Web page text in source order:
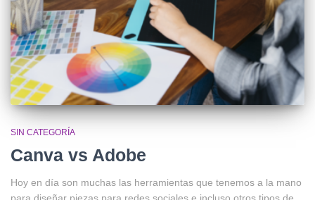
SIN CATEGORÍA
Canva vs Adobe
Hoy en día son muchas las herramientas que tenemos a la mano
para diseñar piezas para redes sociales e incluso otros tipos de